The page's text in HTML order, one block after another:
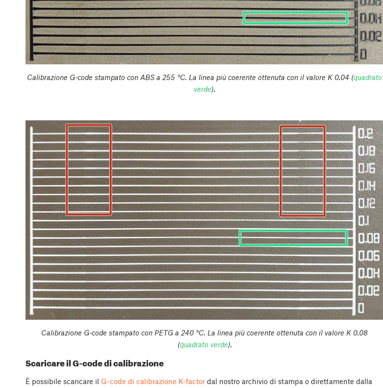
Calibrazione G-code stampato con ABS a 255 °C. La linea più coerente ottenuta con il valore K 0.04 (quadrato
verde).
Calibrazione G-code stampato con PETG a 240 °C. La linea più coerente ottenuta con il valore K 0.08
(quadrato verde).
Scaricare il G-code di calibrazione
È possibile scaricare il G-code di calibrazione K-factor dal nostro archivio di stampa o direttamente dalla